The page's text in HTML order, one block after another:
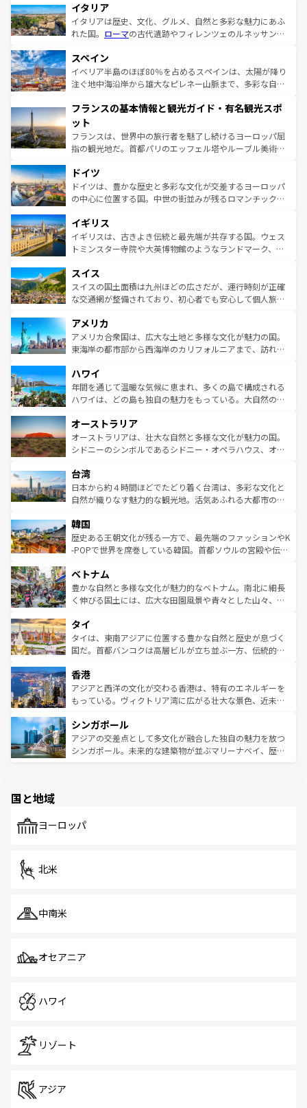
イタリア
イタリアは歴史、文化、グルメ、自然と多彩な魅力にあふ
れた国。 ローマの古代遺跡やフィレンツェのルネッサンス
ろん、トスカーナの美しい田園風景やアマルフィ海岸の絶
景など、自然景観も見逃せない。観光の合間には、本場の
ピザやパスタなど、絶品のイタリア料理を堪能することも
ませてくれるイタリアで、忘れられない旅をしてみよう！
なお、新着のイタリア情報は
しい。
スペイン
イベリア半島のほぼ80％を占めるスペインは、太陽が降り
注ぐ地中海沿岸から雄大なピレネー山脈まで、多彩な自然
文化が根付くこの国では、情熱的なフラメンコ、熱気あふ
れる闘牛、そして美味しいタパスが生活の一部となってい
る。首都マドリードの洗練された雰囲気や、バルセロナの
アートに溢れた街角から、地方では古代ローマ遺跡や中世
せる。地方によって風土や気候が異なるスペインはその個
性で訪れる人を魅了する。 なお、新着のスペイン情報は コ
ンテンツ一覧を参照してほしい。
フランスの基本情報と観光ガイド・有名観光スポ
ット
フランスは、世界中の旅行者を魅了し続けるヨーロッパ屈
指の観光地だ。首都パリのエッフェル塔やルーブル美術館
で、幅広い魅力が詰まっている。華麗な宮殿、歴史的な大
聖堂、美しいビーチ、そして豊かな自然が、訪れる者を心
から魅了する。また、フランスは美食の国としても知ら
いる。シャンパンの発祥地であるランス、プロヴァンスの
香り高いラベンダー畑など、多彩な楽しみ方が可能だ。さ
らに、パリ以外の地域にも魅力が溢れており、どの街角に
れる地方に足を運ぶとそれぞれで全く異なる文化を体験で
きるだろう。 なお、新着のフランス情報はコンテンツ一覧
を参照してほしい。
ドイツ
ドイツは、豊かな歴史と多彩な文化が交差するヨーロッパ
の中心に位置する国。中世の街並みが残るロマンチック街
顔を持つこの国は、どこを歩いても飽きることがない。ベ
ルリンの文化的活気、バイエルン州のアルプスの絶景、そ
してライン川沿いのワイン畑といった風景は必見。ビール
は、お酒好きな人にはぜひ体験してほしい。 なお、新着の
ドイツ情報はコンテンツ一覧を参照してほしい。
イギリス
イギリスは、古きよき伝統と最先端が共存する国。ウェス
トミンスター寺院や大英博物館のようなランドマーク、歴
リアごとに異なる魅力がある。また、優雅なアフタヌーン
ティー、ビール好きにはたまらない英国パブ、サッカー観
戦など、本場だからこそできる体験も豊富。イギリスを旅
ンツ一覧を参照してほしい。
スイス
スイスの国土面積は九州ほどの広さだが、運行時刻が正確
な交通網が整備されており、初心者でも安心して個人旅行
の建物がそのまま残る町や、スイスならではのユニークな
博物館もあり、アルプス観光だけでなく町歩きも満喫する
ことができる。国民の所得が高いため物価も高いが、旅行
ば市内交通費無料で観光を楽しむこともできる。 なお、新
着のスイス情報はコンテンツ一覧 を参照してほしい。
アメリカ
アメリカ合衆国は、広大な土地と多様な文化が魅力の国。
東海岸の都市部から西海岸のカリフォルニアまで、訪れる
のような巨大都市は、観光、ショッピング、エンターテイ
ンメントが詰まった刺激的なスポットだ。一方、アメリカ
西部には大自然が広がり、グランドキャニオンやイエロー
部のニューオーリンズでは、音楽と美食が融合した独特の
文化が魅力。旅行者はアメリカの各地域で異なる魅力を楽
しみながら、その多様性と豊かな歴史を感じることができ
ならではの贅沢な旅のスタイルだ。 なお、新着のアメリカ
情報はコンテンツ一覧を参照してほしい。
ハワイ
年間を通じて温暖な気候に恵まれ、多くの島で構成される
ハワイは、どの島も独自の魅力をもっている。大自然の神
ワイ島は見逃せない。また、定番の観光地といえばオアフ
島だが、静かな自然を求めるならマウイ島やカウアイ島が
おすすめ。エメラルドグリーンに輝く海をはじめ、豊かな
れるおもてなしの心で訪れる人々を迎えてくれるハワイの
人々、おいしいローカルフードやハワイアンミュージッ
ク、伝統的なフラダンスなど、すべてがハワイの魅力を彩
ワイを、存分に味わってほしい。 なお、新着のハワイ情報
はコンテンツ一覧を参照してほしい。
オーストラリア
オーストラリアは、壮大な自然と多様な文化が魅力の国。
シドニーのシンボルであるシドニー・オペラハウス、オー
リアリーフや大陸中央部にそびえるウルル（エアーズロッ
ク）、タスマニアの美しい原生林やケアンズの熱帯雨林な
ど、見どころがたくさん。また、カフェやワイン、オージ
いる。アクティビティも充実しており、サーフィンやダイ
ビング、ハイキングなど、アウトドア好きにはたまらな
い。オーストラリアの多彩な魅力を存分に味わいつくそ
参照してほしい。
台湾
日本から約４時間ほどでたどり着く台湾は、多彩な文化と
自然が織りなす魅力的な観光地。活気あふれる大都市の台
ン）、静ひつな山岳地帯である台湾東部など、都市の喧騒
と山間の静けさが共存しており、訪れる人に新しい発見と
驚きをもたらしてくれる。また、奥深い台湾の食文化も魅
容にもいいと評判のスイーツなど、バラエティ豊かな料理
が味わえる。 なお、新着の台湾情報は コンテンツ一覧を参
照してほしい。
韓国
歴史ある王朝文化が残る一方で、最先端のファッションやK
-POPで世界を席巻している韓国。首都ソウルの宮殿や伝統
き、地方に足を延ばせば四季折々の自然美を楽しむことが
できる。そして、キムチや焼肉、絶品のストリートフード
まで、さまざまな韓国料理が待っている。夜には、韓国な
リティに包まれながら、韓国の多彩な魅力を心ゆくまで味
わってみてほしい。 なお、新着の韓国情報はコンテンツ一
覧を参照してほしい。
ベトナム
豊かな自然と多様な文化が魅力的なベトナム。南北に細長
く伸びる国土には、広大な田園風景や青々とした山々、世
急速な発展と共に伝統が息づく。ハノイの古い町並みやホ
ーチミン市のフランス統治時代の建物も、独特の雰囲気を
醸し出している。また、バラエティの豊かさとおいしさで
とつ。フォーやバインミー、ベトナムコーヒーなどは、ぜ
ひ現地で味わいたい。どの地域を訪れてもあたたかい人々
が旅行者を迎えてくれるので、きっと忘れられない旅にな
参照してほしい。
タイ
タイは、東南アジアに位置する豊かな自然と歴史が息づく
国だ。首都バンコクは高層ビルが立ち並ぶ一方、伝統的な
の活気が交差している。北部ではチェンマイなどの山岳地
帯で自然と触れ合い、南部ではプーケットやクラビの美し
いビーチでリゾート気分を楽しむことができる。タイ料理
激する。気候は一年中温暖で、どの季節にも異なる楽しみ
が待っている。親しみやすいタイの人々、仏教を中心とし
た文化、そして多様な観光資源が、訪れる旅人を魅了し続
香港
アジアと西洋の文化が交わる香港は、特有のエネルギーを
もっている。ヴィクトリア湾に広がる壮大な景色、近未来
み、どこを訪れても感動するはず。観光スポットが密集し
ており、効率よく見どころを回れるのも魅力。息をのむよ
うな絶景から文化的な体験まで、香港を存分に楽しみ尽く
シンガポール
アジアの交差点として多文化が融合した独自の魅力を放つ
シンガポール。未来的な建築物が並ぶマリーナベイ、歴史
で、ホーカーズは地元の風情を楽しめる外せないスポット
国と地域
ヨーロッパ
北米
中南米
オセアニア
ハワイ
リゾート
アジア